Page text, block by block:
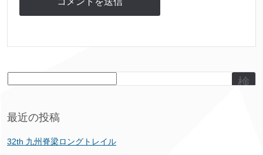
検
最近の投稿
32th 九州脊梁ロングトレイル